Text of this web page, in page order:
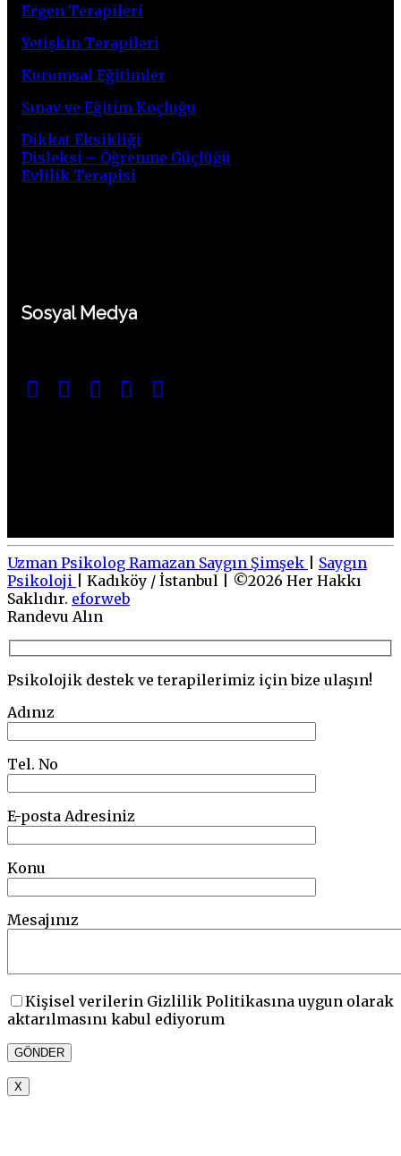
Ergen Terapileri
Yetişkin Terapileri
Kurumsal Eğitimler
Sınav ve Eğitim Koçluğu
Dikkat Eksikliği
Disleksi – Öğrenme Güçlüğü
Evlilik Terapisi
Sosyal Medya
Uzman Psikolog Ramazan Saygın Şimşek
Saygın
Psikoloji
Kadıköy / İstanbul ©2026 Her Hakkı
Saklıdır. eforweb
Go
top
Randevu Alın
Psikolojik destek ve terapilerimiz için bize ulaşın!
Adınız
Tel. No
E-posta Adresiniz
Konu
Mesajınız
Kişisel verilerin Gizlilik Politikasına uygun olarak
aktarılmasını kabul ediyorum
X